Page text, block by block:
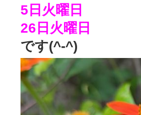
5日火曜日
26日火曜日
です(^-^)